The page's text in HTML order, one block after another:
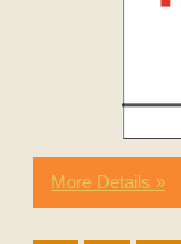
More Details »